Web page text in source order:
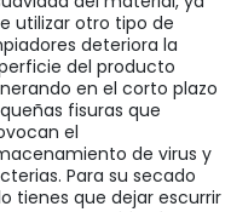
utilizar otro tipo de
deteriora la
del producto
en el corto plazo
fisuras que
el
de virus y
Para su secado
tienes que dejar escurrir